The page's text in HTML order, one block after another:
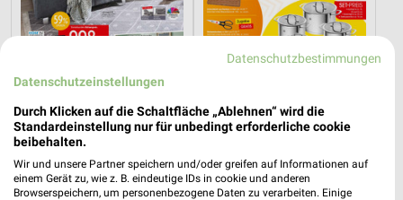
51,4 km
Angebote ab 08.08.
Gültig bis Sa. 29.08.
51,4 km
Marken-Spezial
XXXLutz XXXLutz
Datenschutzbestimmungen
Datenschutzeinstellungen
Durch Klicken auf die Schaltfläche „Ablehnen“ wird die
Standardeinstellung nur für unbedingt erforderliche cookie
beibehalten.
Wir und unsere Partner speichern und/oder greifen auf Informationen auf
einem Gerät zu, wie z. B. eindeutige IDs in cookie und anderen
Browserspeichern, um personenbezogene Daten zu verarbeiten. Einige